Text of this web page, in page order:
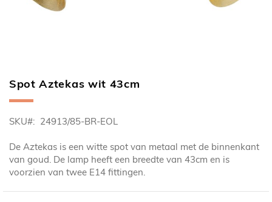
Ga
naar
begin
de
afbeeldingen-
gallerij
Spot Aztekas wit 43cm
SKU 24913/85-BR-EOL
De Aztekas is een witte spot van metaal met de binnenkant
van goud. De lamp heeft een breedte van 43cm en is
voorzien van twee E14 fittingen.